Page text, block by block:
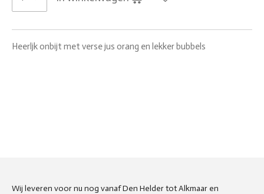
Heerljk onbijt met verse jus orang en lekker bubbels
Wij leveren voor nu nog vanaf Den Helder tot Alkmaar en